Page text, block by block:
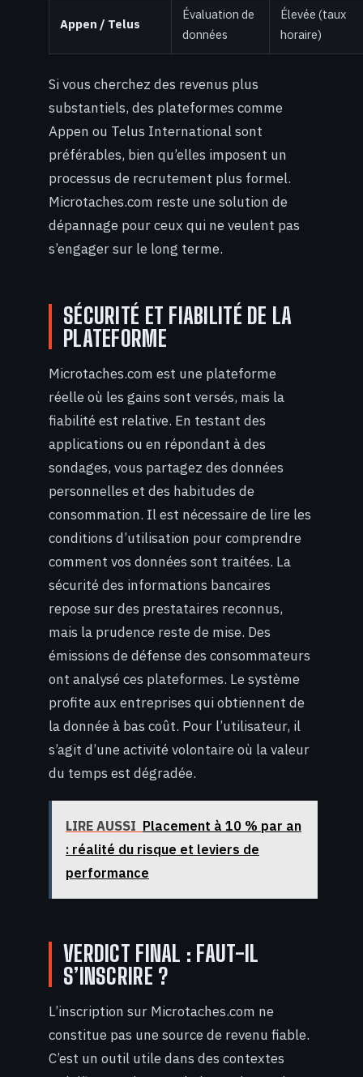
Appen / Telus
Évaluation de
données
Élevée (taux
horaire)
Si vous cherchez des revenus plus
substantiels, des plateformes comme
Appen ou Telus International sont
préférables, bien qu’elles imposent un
processus de recrutement plus formel.
Microtaches.com reste une solution de
dépannage pour ceux qui ne veulent pas
s’engager sur le long terme.
SÉCURITÉ ET FIABILITÉ DE LA
PLATEFORME
Microtaches.com est une plateforme
réelle où les gains sont versés, mais la
fiabilité est relative. En testant des
applications ou en répondant à des
sondages, vous partagez des données
personnelles et des habitudes de
consommation. Il est nécessaire de lire les
conditions d’utilisation pour comprendre
comment vos données sont traitées. La
sécurité des informations bancaires
repose sur des prestataires reconnus,
mais la prudence reste de mise. Des
émissions de défense des consommateurs
ont analysé ces plateformes. Le système
profite aux entreprises qui obtiennent de
la donnée à bas coût. Pour l’utilisateur, il
s’agit d’une activité volontaire où la valeur
du temps est dégradée.
LIRE AUSSI Placement à 10 % par an
: réalité du risque et leviers de
performance
VERDICT FINAL : FAUT-IL
S’INSCRIRE ?
L’inscription sur Microtaches.com ne
constitue pas une source de revenu fiable.
C’est un outil utile dans des contextes